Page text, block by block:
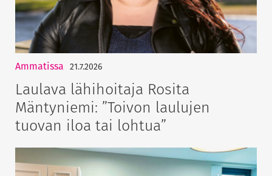
Ammatissa 21.7.2026
Laulava lähihoitaja Rosita
Mäntyniemi: ”Toivon laulujen
tuovan iloa tai lohtua”